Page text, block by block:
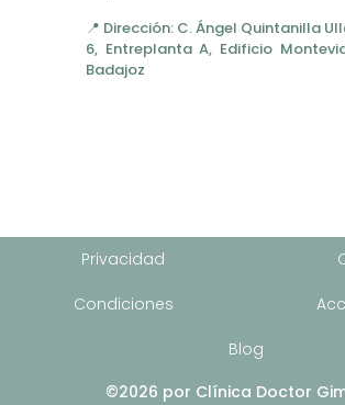
📍 Dirección: C. Ángel Quintanilla
6, Entreplanta A, Edificio
Badajoz
Privacidad
Condiciones
Blog
©2026 por Clínica Doctor